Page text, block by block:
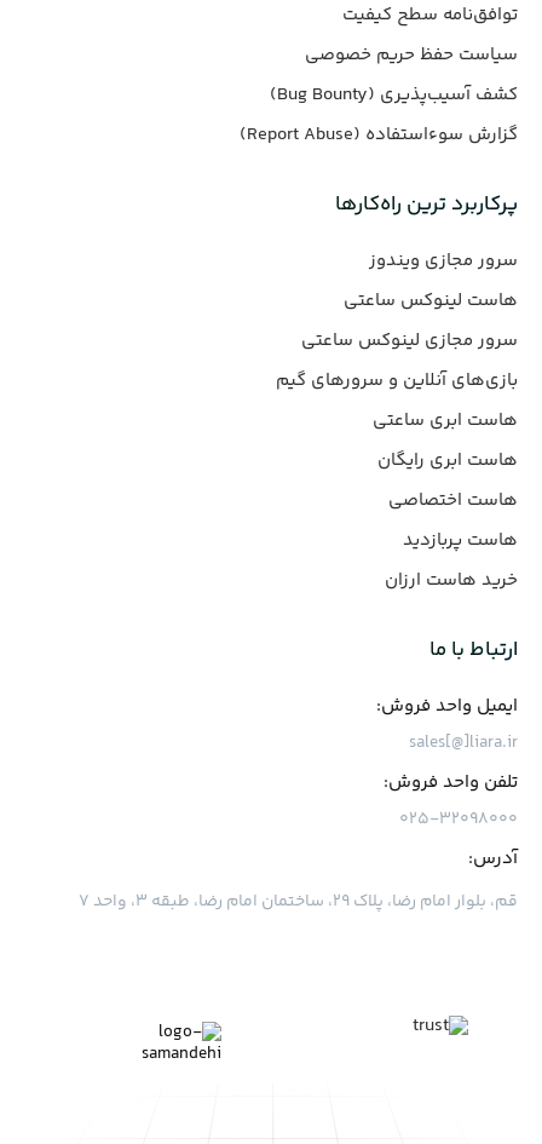
توافق‌نامه سطح کیفیت
سیاست حفظ حریم خصوصی
کشف آسیب‌پذیری (Bug Bounty)
گزارش سوءاستفاده (Report Abuse)
پرکاربرد ترین راه‌کارها
سرور مجازی ویندوز
هاست لینوکس ساعتی
سرور مجازی لینوکس ساعتی
بازی‌های آنلاین و سرورهای گیم
هاست ابری ساعتی
هاست ابری رایگان
هاست اختصاصی
هاست پربازدید
خرید هاست ارزان
ارتباط با ما
ایمیل واحد فروش:
sales[@]liara.ir
تلفن واحد فروش:
۰۲۵-۳۲۰۹۸۰۰۰
آدرس:
قم، بلوار امام رضا، پلاک ۲۹، ساختمان امام رضا، طبقه ۳، واحد ۷